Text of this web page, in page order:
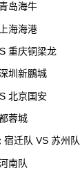
岛海牛
海海港
重庆铜梁龙
圳新鵬城
北京国安
蓉城
宿迁队 VS 苏州队
南队